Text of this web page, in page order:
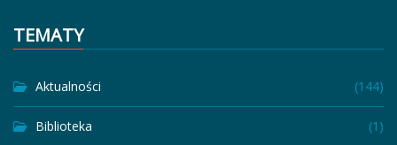
TEMATY
Aktualności (144)
Biblioteka (1)